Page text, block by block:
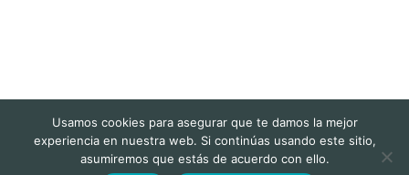
Usamos cookies para asegurar que te damos la mejor
experiencia en nuestra web. Si continúas usando este sitio,
asumiremos que estás de acuerdo con ello.